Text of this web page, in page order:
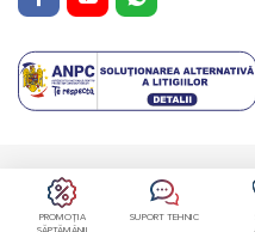
PROMOȚIA
SUPORT TEHNIC
Copyright ©